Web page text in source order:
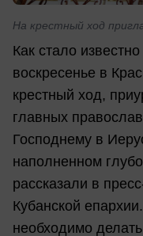
На крестный ход
Как стало
воскресенье в
крестный ход,
главных
Господнему в
наполненном
рассказали в
Кубанской
необходимо